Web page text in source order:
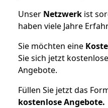
Unser Netzwerk ist
haben viele Jahre
Sie möchten eine
Sie sich jetzt
Angebote.
Füllen Sie jetzt das
kostenloseAngebote.